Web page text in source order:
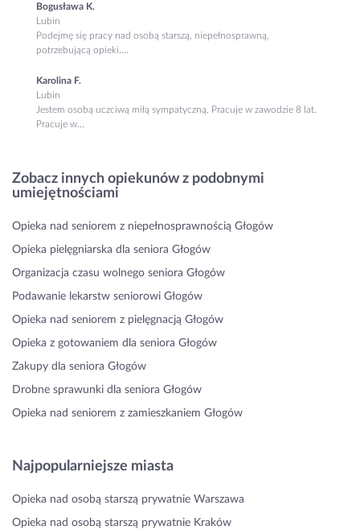
Bogusława K.
Lubin
Podejmę się pracy nad osobą starszą, niepełnosprawną,
potrzebującą opieki....
Karolina F.
Lubin
Jestem osobą uczciwą miłą sympatyczną. Pracuje w zawodzie 8 lat.
Pracuje w...
Zobacz innych opiekunów z podobnymi
umiejętnościami
Opieka nad seniorem z niepełnosprawnością Głogów
Opieka pielęgniarska dla seniora Głogów
Organizacja czasu wolnego seniora Głogów
Podawanie lekarstw seniorowi Głogów
Opieka nad seniorem z pielęgnacją Głogów
Opieka z gotowaniem dla seniora Głogów
Zakupy dla seniora Głogów
Drobne sprawunki dla seniora Głogów
Opieka nad seniorem z zamieszkaniem Głogów
Najpopularniejsze miasta
Opieka nad osobą starszą prywatnie Warszawa
Opieka nad osobą starszą prywatnie Kraków